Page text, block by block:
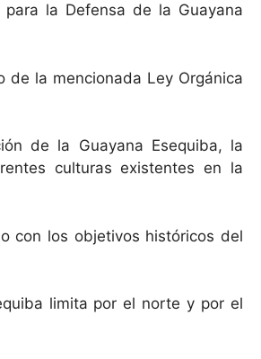
la Defensa de la Guayana
de la mencionada Ley Orgánica
de la Guayana Esequiba, la
culturas existentes en la
con los objetivos históricos del
limita por el norte y por el